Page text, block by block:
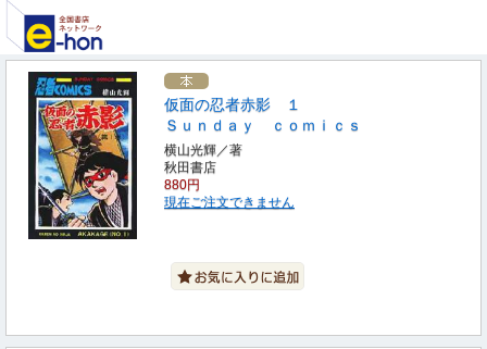
仮面の忍者赤影 １
Ｓｕｎｄａｙ ｃｏｍｉｃｓ
横山光輝／著
秋田書店
880円
現在ご注文できません